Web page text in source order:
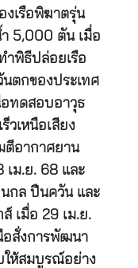
งเรือพิฆาตรุ่น
ำ 5,000 ตัน เมื่อ
ำพิธีปล่อยเรือ
นตกของประเทศ
อทดสอบอาวุธ
วเหนือเสียง
ตีอากาศยาน
เม.ย. 68 และ
นกล ปืนควัน และ
เมื่อ 29 เม.ย.
อสั่งการพัฒนา
ให้สมบูรณ์อย่าง